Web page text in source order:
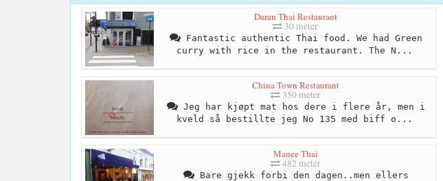
Daran Thai Restaurant
30 meter
Fantastic authentic Thai food. We had Green
curry with rice in the restaurant. The N...
China Town Restaurant
350 meter
Jeg har kjøpt mat hos dere i flere år, men i
kveld så bestillte jeg No 135 med biff o...
Manee Thai
482 meter
Bare gjekk forbi den dagen..men ellers